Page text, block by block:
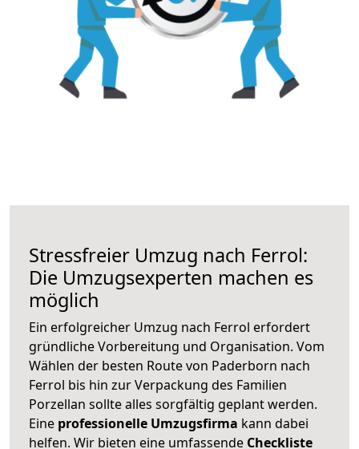
Stressfreier Umzug nach Ferrol:
Die Umzugsexperten machen es
möglich
Ein erfolgreicher Umzug nach Ferrol erfordert
gründliche Vorbereitung und Organisation. Vom
Wählen der besten Route von Paderborn nach
Ferrol bis hin zur Verpackung des Familien
Porzellan sollte alles sorgfältig geplant werden.
Eine professionelle Umzugsfirma kann dabei
helfen. Wir bieten eine umfassende Checkliste